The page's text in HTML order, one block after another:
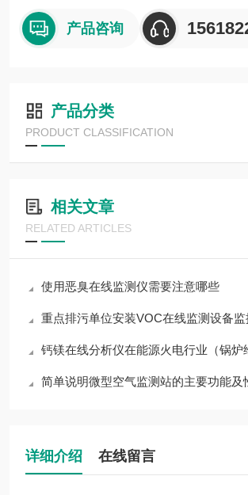
产品咨询
产品分类
PRODUCT CLASSIFICATION
相关文章
RELATED ARTICLES
使用恶臭在线监测仪需要注意哪些
重点排污单位安装VOC在线监测设备监
钙镁在线分析仪在能源火电行业（锅炉给
简单说明微型空气监测站的主要功能及
详细介绍 在线留言